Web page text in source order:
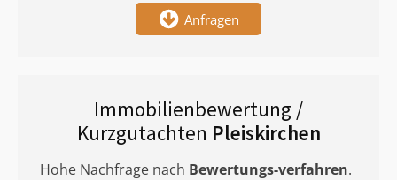
Anfragen
Immobilienbewertung /
Kurzgutachten Pleiskirchen
Hohe Nachfrage nach Bewertungs-verfahren.